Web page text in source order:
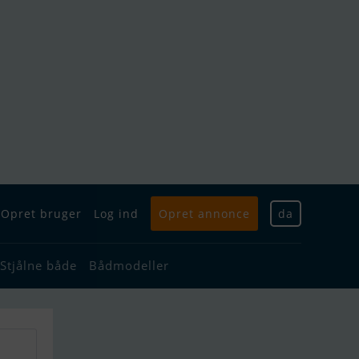
Opret bruger Log ind Opret annonce da
Stjålne både Bådmodeller